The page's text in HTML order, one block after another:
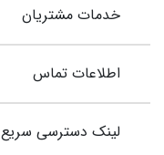
خدمات مشتریان
اطلاعات تماس
لینک دسترسی سریع